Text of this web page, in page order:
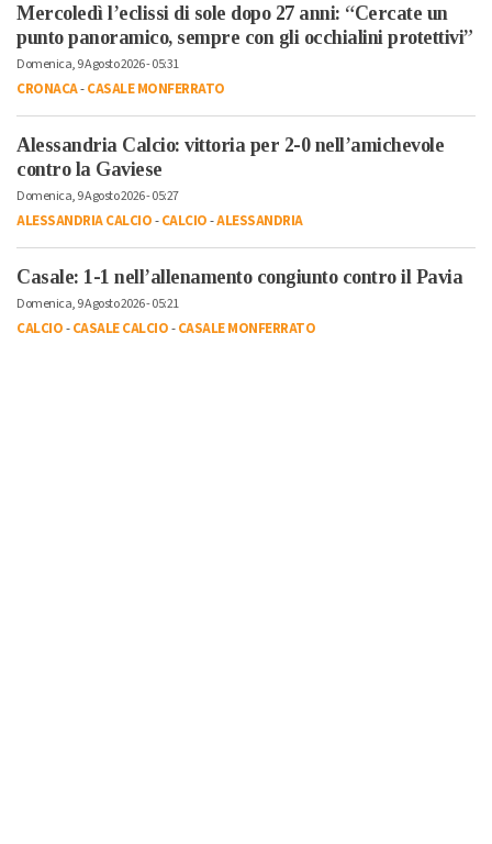
Mercoledì l’eclissi di sole dopo 27 anni: “Cercate un
punto panoramico, sempre con gli occhialini protettivi”
Domenica, 9 Agosto 2026 - 05:31
CRONACA-CASALE MONFERRATO
Alessandria Calcio: vittoria per 2-0 nell’amichevole
contro la Gaviese
Domenica, 9 Agosto 2026 - 05:27
ALESSANDRIA CALCIO-CALCIO-ALESSANDRIA
Casale: 1-1 nell’allenamento congiunto contro il Pavia
Domenica, 9 Agosto 2026 - 05:21
CALCIO-CASALE CALCIO-CASALE MONFERRATO